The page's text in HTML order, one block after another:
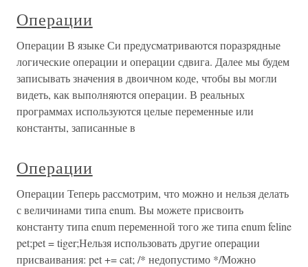
Операции
Операции В языке Си предусматриваются поразрядные
логические операции и операции сдвига. Далее мы будем
записывать значения в двоичном коде, чтобы вы могли
видеть, как выполняются операции. В реальных
программах используются целые переменные или
константы, записанные в
Операции
Операции Теперь рассмотрим, что можно и нельзя делать
с величинами типа enum. Вы можете присвоить
константу типа enum переменной того же типа enum feline
pet;pet = tiger;Нельзя использовать другие операции
присваивания: pet += cat; /* недопустимо */Можно